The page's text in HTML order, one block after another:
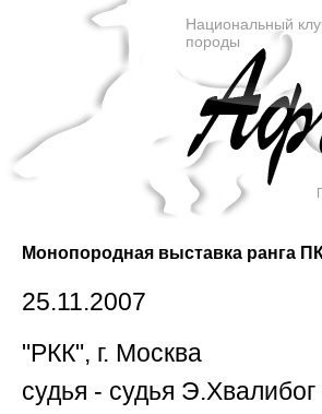
Национальный
породы
Монопородная выставка ранга
25.11.2007
"РКК", г. Москва
судья - судья